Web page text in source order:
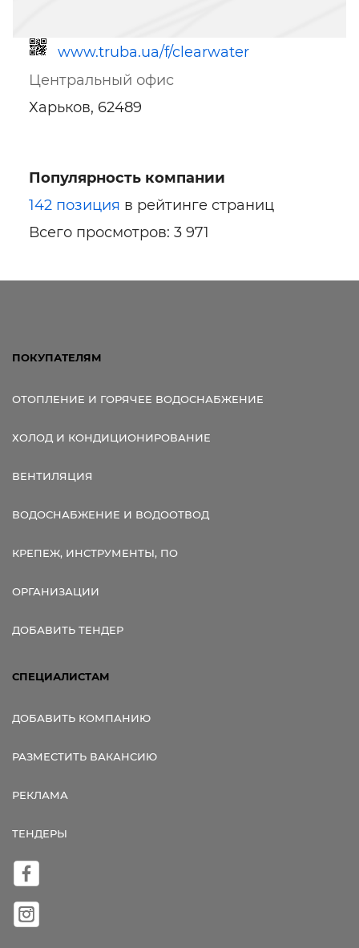
www.truba.ua/f/clearwater
Ссылка для мобильных устройств
Центральный офис
Харьков, 62489
Популярность компании
142 позиция в рейтинге страниц
Всего просмотров: 3 971
ПОКУПАТЕЛЯМ
ОТОПЛЕНИЕ И ГОРЯЧЕЕ ВОДОСНАБЖЕНИЕ
ХОЛОД И КОНДИЦИОНИРОВАНИЕ
ВЕНТИЛЯЦИЯ
ВОДОСНАБЖЕНИЕ И ВОДООТВОД
КРЕПЕЖ, ИНСТРУМЕНТЫ, ПО
ОРГАНИЗАЦИИ
ДОБАВИТЬ ТЕНДЕР
СПЕЦИАЛИСТАМ
ДОБАВИТЬ КОМПАНИЮ
РАЗМЕСТИТЬ ВАКАНСИЮ
РЕКЛАМА
ТЕНДЕРЫ